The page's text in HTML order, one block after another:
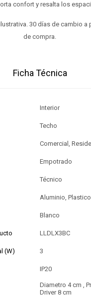
confort y resalta los
30 días de cambio a
de compra.
Ficha Técnica
Interior
Techo
Comercial,
Empotrado
Técnico
Aluminio, Plastico
Blanco
LLDLX3BC
(W) 3
IP20
Diametro 4 cm ,
Driver 8 cm